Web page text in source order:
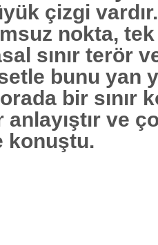
çizgi
nokta, tek
sınır terör
bunu yan
bir sınır
ve
konuştu.